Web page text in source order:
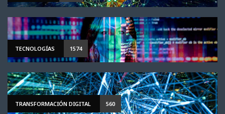
TECNOLOGÍAS 1574
TRANSFORMACIÓN DIGITAL 560